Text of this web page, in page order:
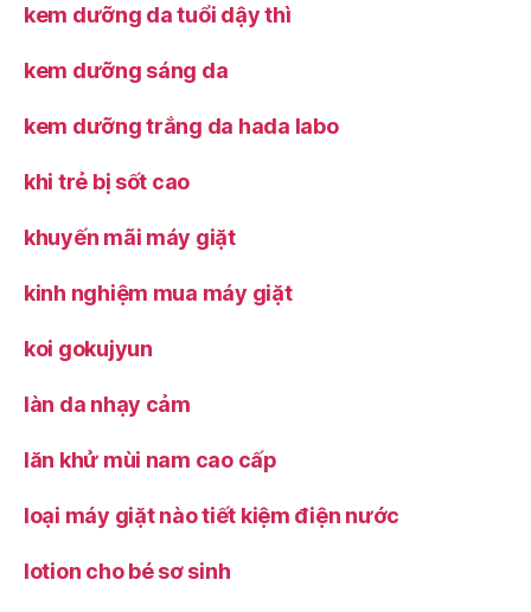
kem dưỡng da tuổi dậy thì
kem dưỡng sáng da
kem dưỡng trắng da hada labo
khi trẻ bị sốt cao
khuyến mãi máy giặt
kinh nghiệm mua máy giặt
koi gokujyun
làn da nhạy cảm
lăn khử mùi nam cao cấp
loại máy giặt nào tiết kiệm điện nước
lotion cho bé sơ sinh